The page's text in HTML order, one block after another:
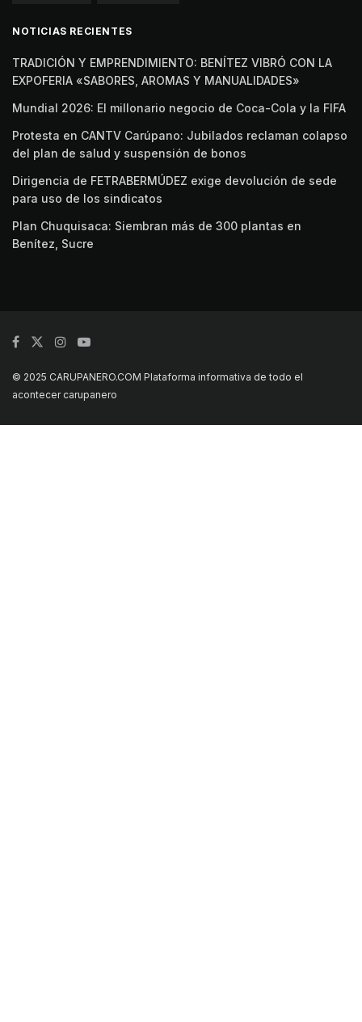
NOTICIAS RECIENTES
TRADICIÓN Y EMPRENDIMIENTO: BENÍTEZ VIBRÓ CON LA
EXPOFERIA «SABORES, AROMAS Y MANUALIDADES»
Mundial 2026: El millonario negocio de Coca-Cola y la FIFA
Protesta en CANTV Carúpano: Jubilados reclaman colapso
del plan de salud y suspensión de bonos
Dirigencia de FETRABERMÚDEZ exige devolución de sede
para uso de los sindicatos
Plan Chuquisaca: Siembran más de 300 plantas en
Benítez, Sucre
© 2025 CARUPANERO.COM Plataforma informativa de todo el
acontecer carupanero